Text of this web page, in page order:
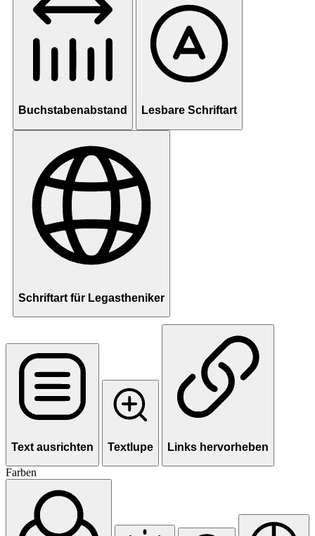
Buchstabenabstand Lesbare Schriftart
Schriftart für Legastheniker
Text ausrichten Textlupe Links hervorheben
Farben